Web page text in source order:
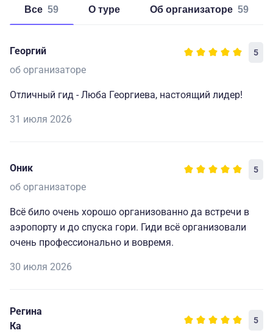
Все 59 о туре об организаторе 59
Георгий 5
об организаторе
Отличный гид - Люба Георгиева, настоящий лидер!
31 июля 2026
Оник 5
об организаторе
Всё било очень хорошо организованно да встречи в
аэропорту и до спуска гори. Гиди всё организовали
очень профессионально и вовремя.
30 июля 2026
Регина
Ка
5